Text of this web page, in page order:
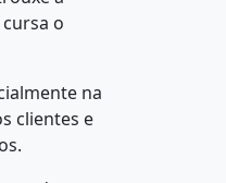
o
na
clientes e